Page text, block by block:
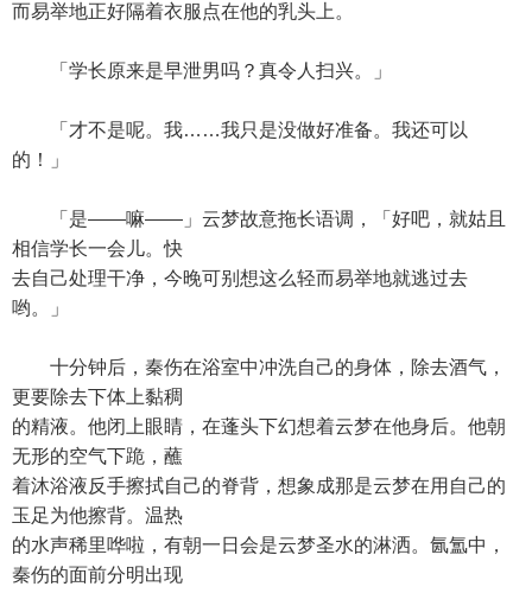
而易举地正好隔着衣服点在他的乳头上。
「学长原来是早泄男吗？真令人扫兴。」
「才不是呢。我……我只是没做好准备。我还可以
的！」
「是——嘛——」云梦故意拖长语调，「好吧，就姑且
相信学长一会儿。快
去自己处理干净，今晚可别想这么轻而易举地就逃过去
哟。」
十分钟后，秦伤在浴室中冲洗自己的身体，除去酒气，
更要除去下体上黏稠
的精液。他闭上眼睛，在蓬头下幻想着云梦在他身后。他朝
无形的空气下跪，蘸
着沐浴液反手擦拭自己的脊背，想象成那是云梦在用自己的
玉足为他擦背。温热
的水声稀里哗啦，有朝一日会是云梦圣水的淋洒。氤氲中，
秦伤的面前分明出现